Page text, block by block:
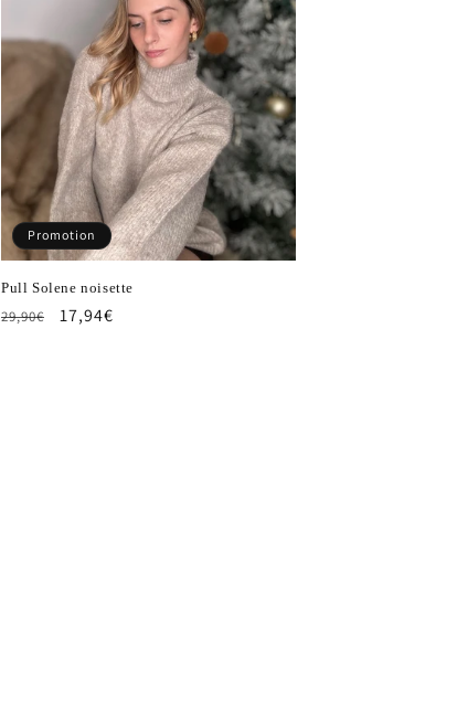
Promotion
Pull Solene noisette
Prix
29,90€
Prix
17,94€